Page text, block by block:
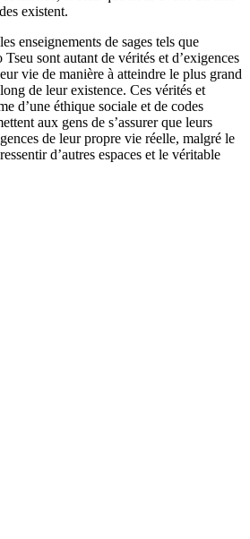
existent.
enseignements de sages tels que
sont autant de vérités et d’exigences
vie de manière à atteindre le plus grand
de leur existence. Ces vérités et
d’une éthique sociale et de codes
aux gens de s’assurer que leurs
de leur propre vie réelle, malgré le
d’autres espaces et le véritable